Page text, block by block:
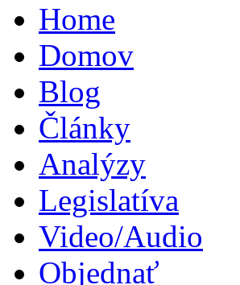
Home
Domov
Blog
Články
Analýzy
Legislatíva
Video/Audio
Objednať